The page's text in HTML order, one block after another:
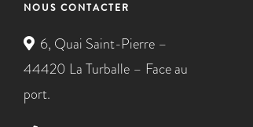
NOUS CONTACTER
6, Quai Saint-Pierre –
44420 La Turballe – Face au
port.